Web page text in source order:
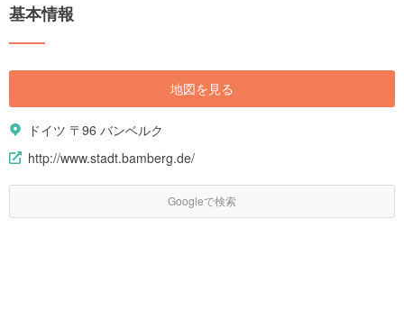
ますように！
基本情報
地図を見る
ドイツ 〒96 バンベルク
http://www.stadt.bamberg.de/
Googleで検索